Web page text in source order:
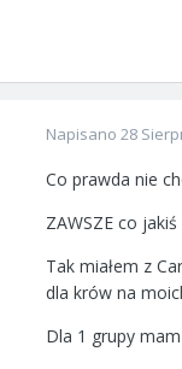
Napisano 28
Co prawda nie
ZAWSZE co
Tak miałem z
dla krów na
Dla 1 grupy